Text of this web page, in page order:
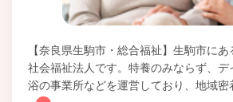
【奈良県生駒市・総合福祉】生駒市に
社会福祉法人です。特養のみならず、デ
浴の事業所などを運営しており、地域密